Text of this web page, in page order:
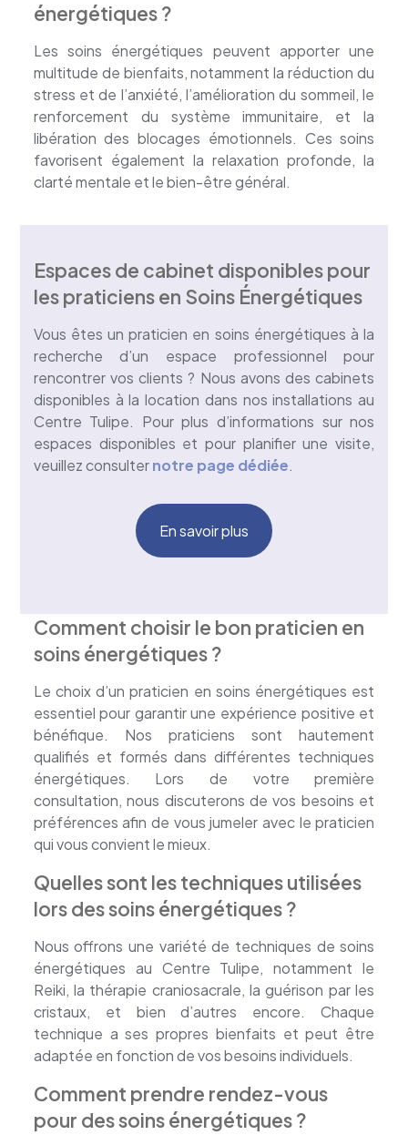
énergétiques ?
Les soins énergétiques peuvent apporter une
multitude de bienfaits, notamment la réduction du
stress et de l’anxiété, l’amélioration du sommeil, le
renforcement du système immunitaire, et la
libération des blocages émotionnels. Ces soins
favorisent également la relaxation profonde, la
clarté mentale et le bien-être général.
Espaces de cabinet disponibles pour
les praticiens en Soins Énergétiques
Vous êtes un praticien en soins énergétiques à la
recherche d’un espace professionnel pour
rencontrer vos clients ? Nous avons des cabinets
disponibles à la location dans nos installations au
Centre Tulipe. Pour plus d’informations sur nos
espaces disponibles et pour planifier une visite,
veuillez consulternotre page dédiée.
En savoir plus
Comment choisir le bon praticien en
soins énergétiques ?
Le choix d’un praticien en soins énergétiques est
essentiel pour garantir une expérience positive et
bénéfique. Nos praticiens sont hautement
qualifiés et formés dans différentes techniques
énergétiques. Lors de votre première
consultation, nous discuterons de vos besoins et
préférences afin de vous jumeler avec le praticien
qui vous convient le mieux.
Quelles sont les techniques utilisées
lors des soins énergétiques ?
Nous offrons une variété de techniques de soins
énergétiques au Centre Tulipe, notamment le
Reiki, la thérapie craniosacrale, la guérison par les
cristaux, et bien d’autres encore. Chaque
technique a ses propres bienfaits et peut être
adaptée en fonction de vos besoins individuels.
Comment prendre rendez-vous
pour des soins énergétiques ?